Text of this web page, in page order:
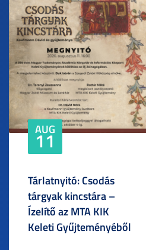
AUG
11
Tárlatnyitó: Csodás
tárgyak kincstára –
Ízelítő az MTA KIK
Keleti Gyűjteményéből